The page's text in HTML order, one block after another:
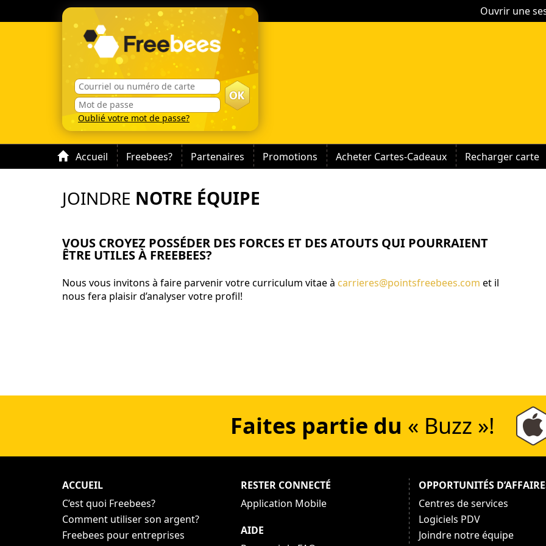
Ouvrir une
Oublié votre mot de passe?
Accueil Freebees? Partenaires Promotions Acheter Cartes-Cadeaux Recharger carte
JOINDRE NOTRE ÉQUIPE
VOUS CROYEZ POSSÉDER DES FORCES ET DES ATOUTS QUI POURRAIENT
ÊTRE UTILES À FREEBEES?
Nous vous invitons à faire parvenir votre curriculum vitae à
et il
nous fera plaisir d’analyser votre profil!
Faites partie du « Buzz »!
ACCUEIL
C’est quoi Freebees?
Comment utiliser son argent?
Freebees pour entreprises
RESTER CONNECTÉ
Application Mobile
AIDE
OPPORTUNITÉS
Centres de services
Logiciels PDV
Joindre notre équipe